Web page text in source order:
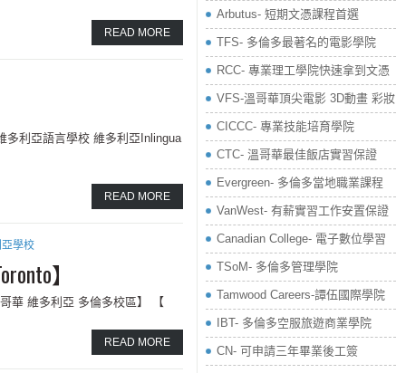
READ MORE
READ MORE
學校
】
華 維多利亞 多倫多校區】 【
READ MORE
Arbutus- 短期文憑課程首選
TFS- 多倫多最著名的電影學院
RCC- 專業理工學院快速拿到文憑
VFS-溫哥華頂尖電影 3D動畫 彩妝
CICCC- 專業技能培育學院
CTC- 溫哥華最佳飯店實習保證
Evergreen- 多倫多當地職業課程
VanWest- 有薪實習工作安置保證
Canadian College- 電子數位學習
TSoM- 多倫多管理學院
Tamwood Careers-譚伍國際學院
IBT- 多倫多空服旅遊商業學院
CN- 可申請三年畢業後工簽